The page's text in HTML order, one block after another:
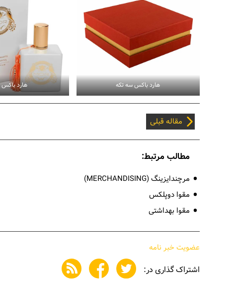
هارد باکس سه تکه هارد باکس
مقاله قبلی
مطالب مرتبط:
مرچندایزینگ (MERCHANDISING)
مقوا دوپلکس
مقوا بهداشتی
عضویت خبر نامه
اشتراک گذاری در: